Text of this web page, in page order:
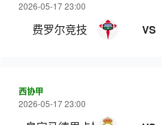
2026-05-17 23:00
费罗尔竞技 VS
西协甲
2026-05-17 23:00